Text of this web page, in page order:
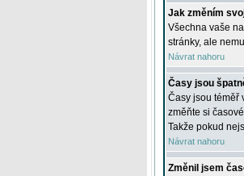
Jak změním
Všechna vaše
stránky, ale
Návrat nahoru
Časy jsou
Časy jsou téměř
změňte si
Takže pokud
Návrat nahoru
Změnil jsem